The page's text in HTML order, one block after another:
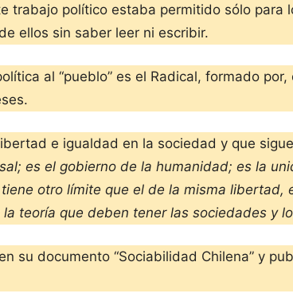
trabajo político estaba permitido sólo para
ellos sin saber leer ni escribir.
al “pueblo” es el Radical, formado
e igualdad en la sociedad y que
es el gobierno de la humanidad; es la
otro límite que el de la misma
teoría que deben tener las sociedades y
su documento “Sociabilidad Chilena” y